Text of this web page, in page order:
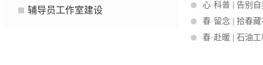
辅导员工作室建设
心·科普 | 告别
春·留念 | 拾春
春·赴暖 | 石油